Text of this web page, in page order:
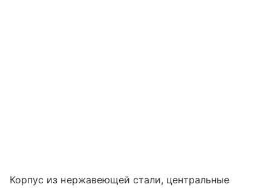
Корпус из нержавеющей стали, центральные